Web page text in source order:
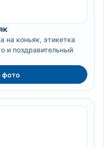
на коньяк, этикетка
и поздравительный
фото